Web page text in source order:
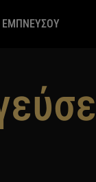
ΕΜΠΝΕΥΣΟΥ